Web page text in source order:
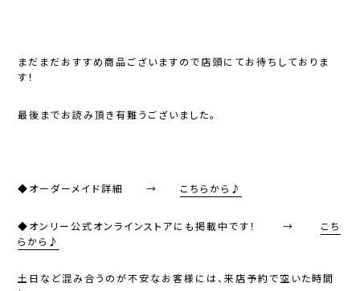
まだまだおすすめ商品ございますので店頭にてお待ちしておりま
す！
最後までお読み頂き有難うございました。
◆オーダーメイド詳細 → こちらから♪
◆オンリー公式オンラインストアにも掲載中です！ → こち
らから♪
土日など混み合うのが不安なお客様には、来店予約で空いた時間